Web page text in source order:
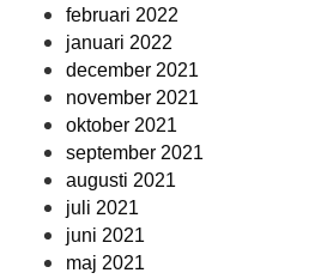
februari 2022
januari 2022
december 2021
november 2021
oktober 2021
september 2021
augusti 2021
juli 2021
juni 2021
maj 2021